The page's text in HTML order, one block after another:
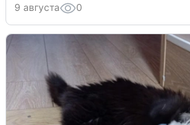
9 августа 0